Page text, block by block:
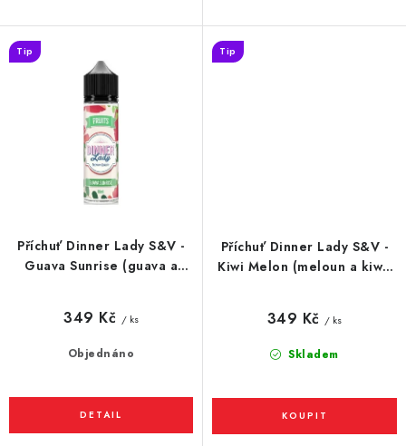
Příchuť Dinner Lady S&V -
Guava Sunrise (guava a
Tip
Objednáno
349 Kč / ks
Příchuť Dinner Lady S&V -
Kiwi Melon (meloun a kiwi)
Tip
Skladem
349 Kč / ks